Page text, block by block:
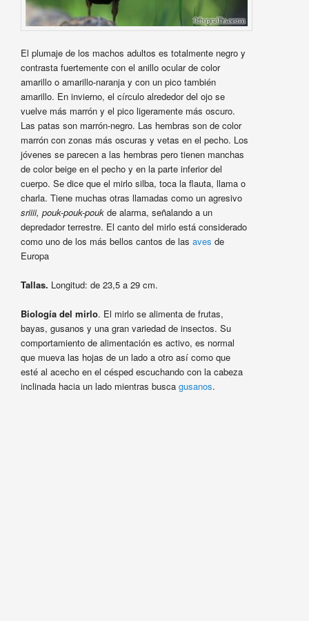
El plumaje de los machos adultos es totalmente negro y
contrasta fuertemente con el anillo ocular de color
amarillo o amarillo-naranja y con un pico también
amarillo. En invierno, el círculo alrededor del ojo se
vuelve más marrón y el pico ligeramente más oscuro.
Las patas son marrón-negro. Las hembras son de color
marrón con zonas más oscuras y vetas en el pecho. Los
jóvenes se parecen a las hembras pero tienen manchas
de color beige en el pecho y en la parte inferior del
cuerpo. Se dice que el mirlo silba, toca la flauta, llama o
charla. Tiene muchas otras llamadas como un agresivo
sriiii, pouk-pouk-pouk de alarma, señalando a un
depredador terrestre. El canto del mirlo está considerado
como uno de los más bellos cantos de las aves de
Europa
Tallas. Longitud: de 23,5 a 29 cm.
Biología del mirlo. El mirlo se alimenta de frutas,
bayas, gusanos y una gran variedad de insectos. Su
comportamiento de alimentación es activo, es normal
que mueva las hojas de un lado a otro así como que
esté al acecho en el césped escuchando con la cabeza
inclinada hacia un lado mientras busca gusanos.